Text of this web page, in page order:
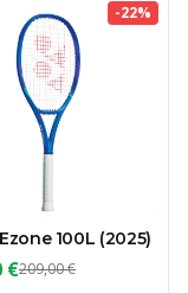
-22%
100L (2025)
€209,00 €